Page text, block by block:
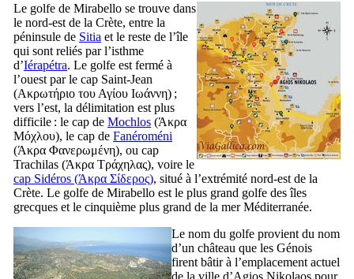
Le golfe de Mirabello se trouve dans
le nord-est de la Crète, entre la
péninsule de Sitia et le reste de l’île
qui sont reliés par l’isthme
d’Iérapétra. Le golfe est fermé à
l’ouest par le cap Saint-Jean
(Ακρωτήριο του Αγίου Ιωάννη) ;
vers l’est, la délimitation est plus
difficile : le cap de Mochlos (Άκρα
Μόχλου), le cap de Fanéroméni
(Άκρα Φανερωμένη), ou cap
Trachilas (Άκρα Τράχηλας), voire le
cap Sidéros (Άκρα Σίδερος), situé à l’extrémité nord-est de la
Crète. Le golfe de Mirabello est le plus grand golfe des îles
grecques et le cinquième plus grand de la mer Méditerranée.
Le nom du golfe provient du nom
d’un château que les Génois
firent bâtir à l’emplacement actuel
de la ville d’Agios Nikolaos pour